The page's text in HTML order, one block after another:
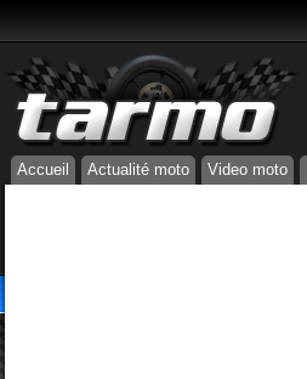
Accueil Actualité moto Video moto